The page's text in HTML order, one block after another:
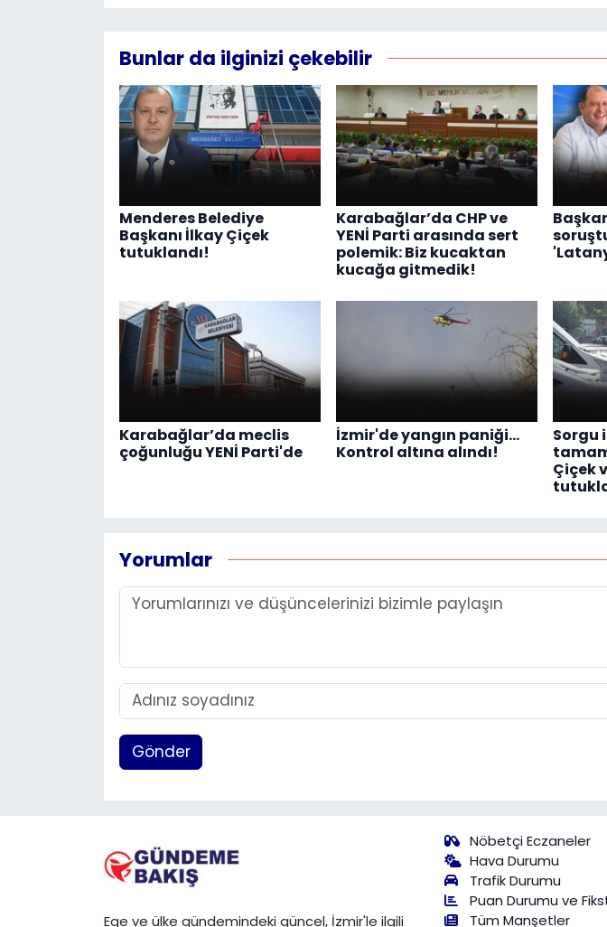
Bunlar da ilginizi çekebilir
Menderes Belediye
Başkanı İlkay Çiçek
tutuklandı!
Karabağlar’da CHP ve
YENİ Parti arasında sert
polemik: Biz kucaktan
kucağa gitmedik!
Karabağlar’da meclis
çoğunluğu YENİ Parti'de
İzmir'de yangın paniği...
Kontrol altına alındı!
Sorgu
Çiçek
Yorumlar
Gönder
Ege ve ülke gündemindeki güncel, İzmir'le ilgili
Nöbetçi Eczaneler
Hava Durumu
Trafik Durumu
Puan Durumu ve
Tüm Manşetler